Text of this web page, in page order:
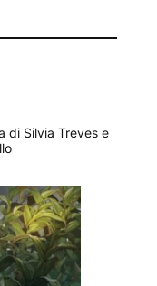
di Silvia Treves e